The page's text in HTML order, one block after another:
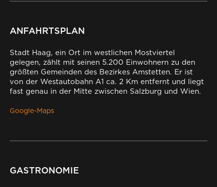
ANFAHRTSPLAN
Stadt Haag, ein Ort im westlichen Mostviertel
gelegen, zählt mit seinen 5.200 Einwohnern zu den
größten Gemeinden des Bezirkes Amstetten. Er ist
von der Westautobahn A1 ca. 2 Km entfernt und liegt
fast genau in der Mitte zwischen Salzburg und Wien.
Google-Maps
GASTRONOMIE